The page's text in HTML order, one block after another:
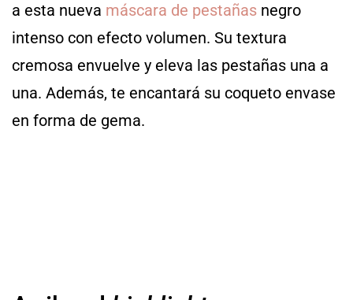
a esta nueva máscara de pestañas negro
intenso con efecto volumen. Su textura
cremosa envuelve y eleva las pestañas una a
una. Además, te encantará su coqueto envase
en forma de gema.